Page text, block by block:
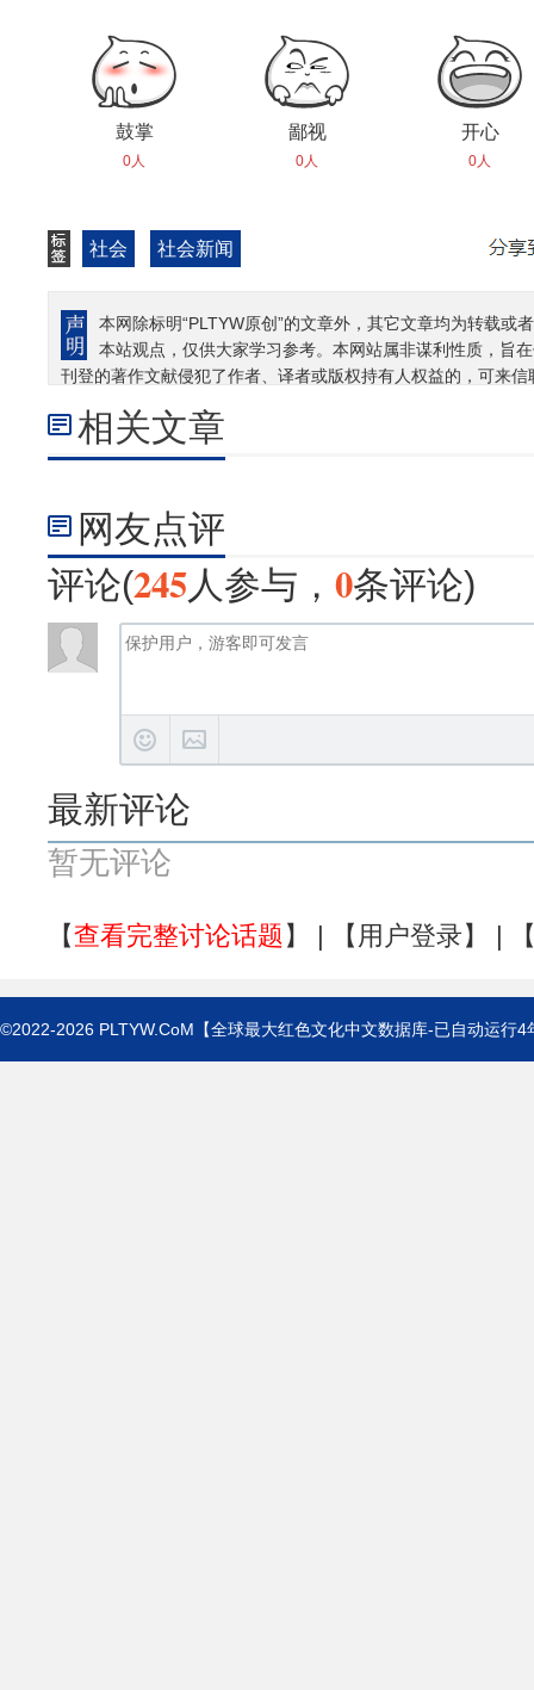
鼓掌
0人
鄙视
0人
开心
0人
社会 社会新闻
本网除标明“PLTYW原创”的文章外，其它文章均为转载
本站观点，仅供大家学习参考。本网站属非谋利性质，旨
刊登的著作文献侵犯了作者、译者或版权持有人权益的，可来
相关文章
网友点评
评论(245人参与， 0条评论)
最新评论
暂无评论
【查看完整讨论话题】 | 【 用户登录】 |
©2022-2026 PLTYW.CoM 【全球最大红色文化中文数据库-已自动运行4